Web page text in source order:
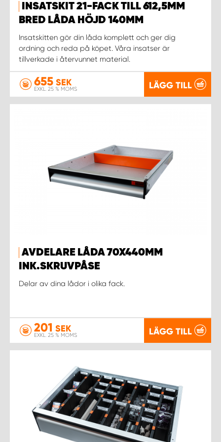
INSATSKIT 21-FACK TILL 612,5MM
BRED LÅDA HÖJD 140MM
Insatskitten gör din låda komplett och ger dig
ordning och reda på köpet. Våra insatser är
tillverkade i återvunnet material.
655 SEK
EXKL. 25 % MOMS LÄGG TILL
AVDELARE LÅDA 70X440MM
INK.SKRUVPÅSE
Delar av dina lådor i olika fack.
201 SEK
EXKL. 25 % MOMS LÄGG TILL